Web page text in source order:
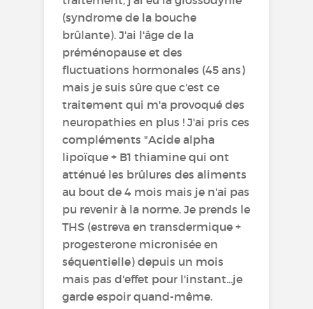
(syndrome de la bouche
brûlante). J'ai l'âge de la
préménopause et des
fluctuations hormonales (45 ans)
mais je suis sûre que c'est ce
traitement qui m'a provoqué des
neuropathies en plus ! J'ai pris ces
compléments "Acide alpha
lipoïque + B1 thiamine qui ont
atténué les brûlures des aliments
au bout de 4 mois mais je n'ai pas
pu revenir à la norme. Je prends le
THS (estreva en transdermique +
progesterone micronisée en
séquentielle) depuis un mois
mais pas d'effet pour l'instant...je
garde espoir quand-même.